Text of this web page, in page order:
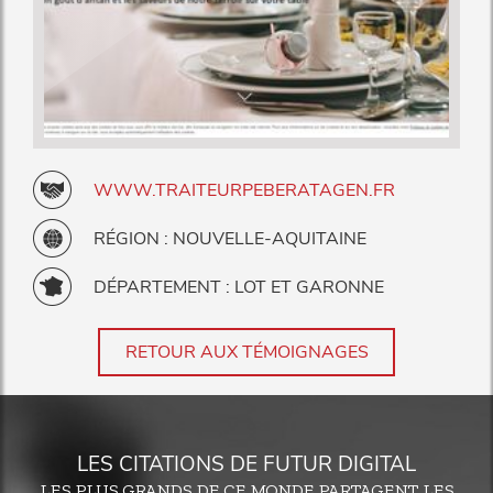
WWW.TRAITEURPEBERATAGEN.FR
RÉGION : NOUVELLE-AQUITAINE
DÉPARTEMENT : LOT ET GARONNE
RETOUR AUX TÉMOIGNAGES
LES CITATIONS DE FUTUR DIGITAL